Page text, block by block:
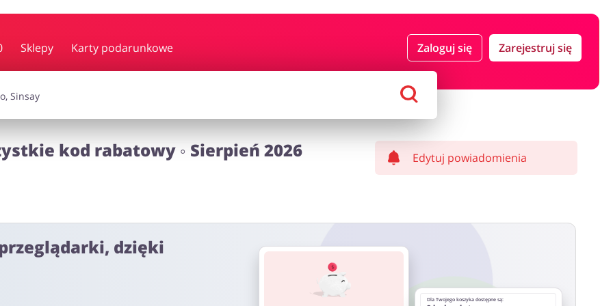
Sklepy Karty podarunkowe Zaloguj się Zarejestruj się
Zdrowie i uroda
kod rabatowy ◦ Sierpień 2026 Edytuj powiadomienia
dzięki
Dla Twojego koszyka dostępne są: